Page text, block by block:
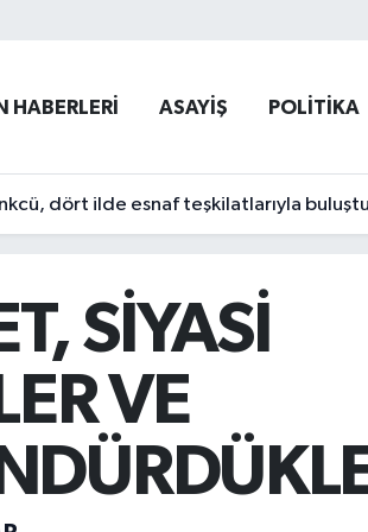
HABERLERİ ASAYİŞ POLİTİKA
dört ilde esnaf teşkilatlarıyla buluştu
SİYASİ
VE